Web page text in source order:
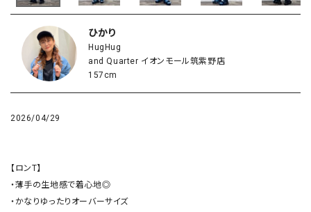
ひかり
HugHug
and Quarter イオンモール筑紫野店
157cm
2026/04/29
【ロンT】
・薄手の生地感で着心地◎
・かなりゆったりオーバーサイズ